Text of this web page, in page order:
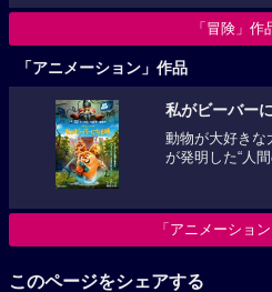
「冒険」作
「アニメーション」作品
私がビーバー
動物が大好きな
が発明した“人間
「アニメーショ
このページをシェアする